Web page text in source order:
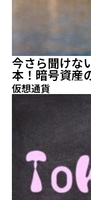
今さら聞けな
本！暗号資産
仮想通貨